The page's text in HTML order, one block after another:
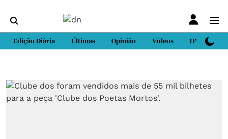
Edição Diária Últimas Opinião Vídeos DN Sport